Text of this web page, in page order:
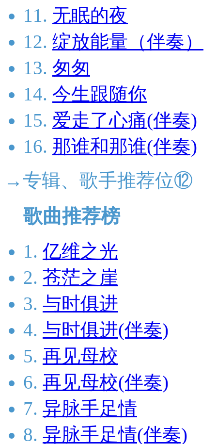
11. 无眠的夜
12. 绽放能量（伴奏）
13. 匆匆
14. 今生跟随你
15. 爱走了心痛(伴奏)
16. 那谁和那谁(伴奏)
→专辑、歌手推荐位⑫
歌曲推荐榜
1. 亿维之光
2. 苍茫之崖
3. 与时俱进
4. 与时俱进(伴奏)
5. 再见母校
6. 再见母校(伴奏)
7. 异脉手足情
8. 异脉手足情(伴奏)